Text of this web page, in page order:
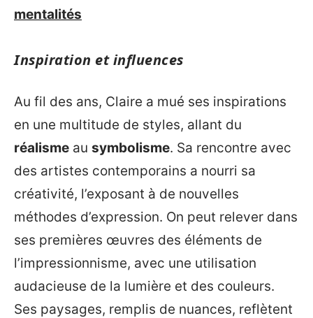
mentalités
Inspiration et influences
Au fil des ans, Claire a mué ses inspirations
en une multitude de styles, allant du
réalisme au symbolisme. Sa rencontre avec
des artistes contemporains a nourri sa
créativité, l’exposant à de nouvelles
méthodes d’expression. On peut relever dans
ses premières œuvres des éléments de
l’impressionnisme, avec une utilisation
audacieuse de la lumière et des couleurs.
Ses paysages, remplis de nuances, reflètent